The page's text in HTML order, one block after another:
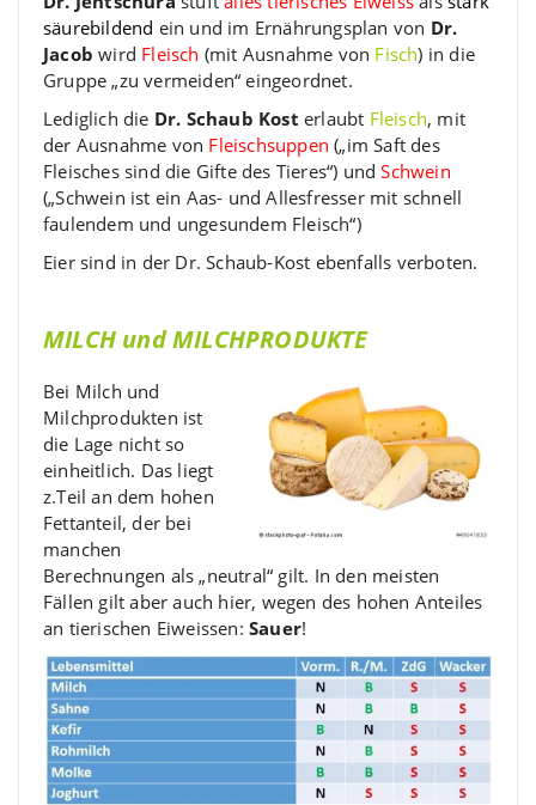
säurebildend ein und im Ernährungsplan von Dr.
Jacob wird Fleisch (mit Ausnahme von Fisch) in die
Gruppe „zu vermeiden“ eingeordnet.
Lediglich die Dr. Schaub Kost erlaubt Fleisch, mit
der Ausnahme von Fleischsuppen („im Saft des
Fleisches sind die Gifte des Tieres“) undSchwein
(„Schwein ist ein Aas- und Allesfresser mit schnell
faulendem und ungesundem Fleisch“)
Eier sind in der Dr. Schaub-Kost ebenfalls verboten.
MILCH und MILCHPRODUKTE
Bei Milch und
Milchprodukten ist
die Lage nicht so
einheitlich. Das liegt
z.Teil an dem hohen
Fettanteil, der bei
manchen
Berechnungen als „neutral“ gilt. In den meisten
Fällen gilt aber auch hier, wegen des hohen Anteiles
an tierischen Eiweissen: Sauer!